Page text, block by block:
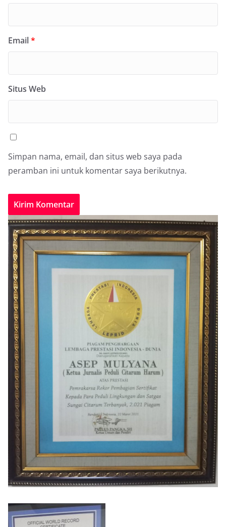
Email*
Situs Web
Simpan nama, email, dan situs web saya pada
peramban ini untuk komentar saya berikutnya.